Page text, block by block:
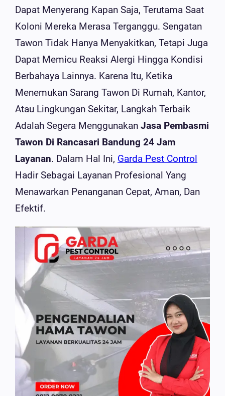
Dapat Menyerang Kapan Saja, Terutama Saat
Koloni Mereka Merasa Terganggu. Sengatan
Tawon Tidak Hanya Menyakitkan, Tetapi Juga
Dapat Memicu Reaksi Alergi Hingga Kondisi
Berbahaya Lainnya. Karena Itu, Ketika
Menemukan Sarang Tawon Di Rumah, Kantor,
Atau Lingkungan Sekitar, Langkah Terbaik
Adalah Segera Menggunakan Jasa Pembasmi
Tawon Di Rancasari Bandung 24 Jam
Layanan. Dalam Hal Ini, Garda Pest Control
Hadir Sebagai Layanan Profesional Yang
Menawarkan Penanganan Cepat, Aman, Dan
Efektif.